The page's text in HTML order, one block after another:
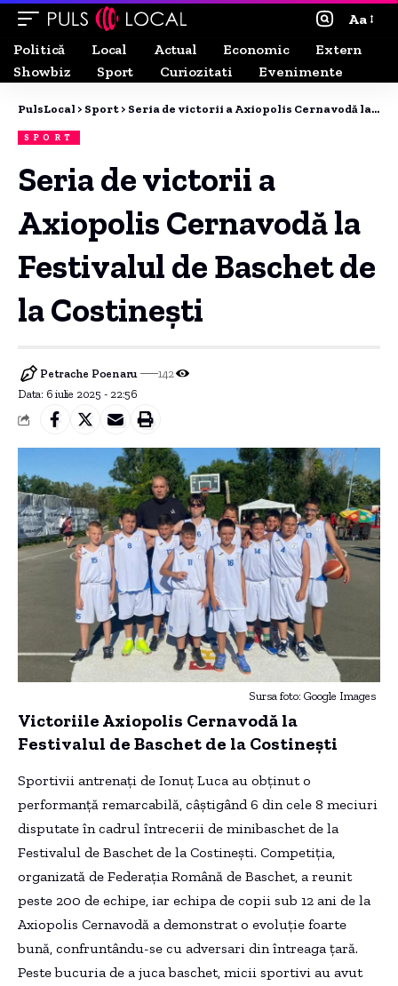
Aa
Politică
Local Actual Economic
Extern
Showbiz
Sport Curiozitati Evenimente
PulsLocal > Sport > Seria de victorii a Axiopolis Cernavodă la Festivalul de Baschet de la Costinești
SPORT
Seria de victorii a
Axiopolis Cernavodă la
Festivalul de Baschet de
la Costinești
Data: 6 iulie 2025 - 22:56
Petrache Poenaru 142
Sursa foto: Google Images
Victoriile Axiopolis Cernavodă la
Festivalul de Baschet de la Costinești
Sportivii antrenați de Ionuț Luca au obținut o
performanță remarcabilă, câștigând 6 din cele 8 meciuri
disputate în cadrul întrecerii de minibaschet de la
Festivalul de Baschet de la Costinești. Competiția,
organizată de Federația Română de Baschet, a reunit
peste 200 de echipe, iar echipa de copii sub 12 ani de la
Axiopolis Cernavodă a demonstrat o evoluție foarte
bună, confruntându-se cu adversari din întreaga țară.
Peste bucuria de a juca baschet, micii sportivi au avut